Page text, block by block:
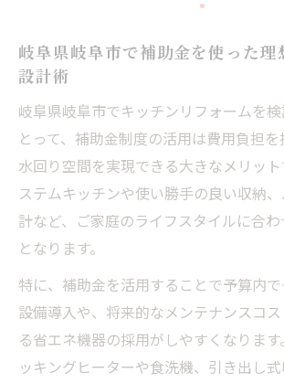
岐阜県岐阜市で補助金対象と
ム事例紹介
水回りリフォームを考えるなら岐
岐阜県岐阜市で補助金を活用
フォームのコツ
株式会社H＆Kホーミーズが提
フォーム術
岐阜県岐阜市で叶えるコスト
ス重視の水回り改修
補助金を使った水回りリフォ
トと注意点
岐阜県岐阜市での水回り設備
岐阜県岐阜市で補助金を使った理
設計術
岐阜県岐阜市でキッチンリフォームを
とって、補助金制度の活用は費用負担
水回り空間を実現できる大きなメリッ
ステムキッチンや使い勝手の良い収納
計など、ご家庭のライフスタイルに合
となります。
特に、補助金を活用することで予算内
設備導入や、将来的なメンテナンスコ
る省エネ機器の採用がしやすくなりま
ッキングヒーターや食洗機、引き出し